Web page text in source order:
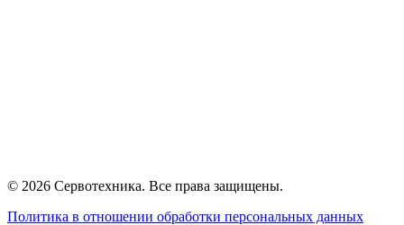
© 2026 Сервотехника. Все права защищены.
Политика в отношении обработки персональных данных